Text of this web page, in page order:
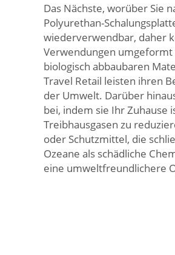
Das Nächste, worüber Sie
Polyurethan-
wiederverwendbar, daher
Verwendungen
biologisch abbaubaren
Travel Retail leisten ihren
der Umwelt. Darüber
bei, indem sie Ihr Zuhause
Treibhausgasen zu
oder Schutzmittel, die
Ozeane als schädliche
eine umweltfreundlichere